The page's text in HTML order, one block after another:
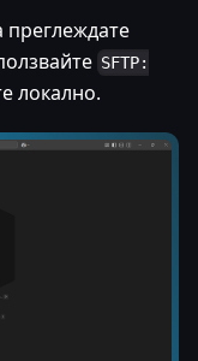
SFTP:
локално.